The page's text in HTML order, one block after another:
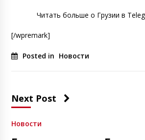
Читать больше о Грузии в
[/wpremark]
Posted in Новости
Next Post
Новости